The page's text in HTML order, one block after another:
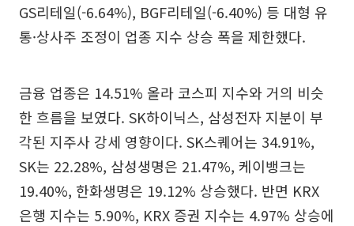
GS리테일(-6.64%), BGF리테일(-6.40%) 등 대형 유
통·상사주 조정이 업종 지수 상승 폭을 제한했다.
금융 업종은 14.51% 올라 코스피 지수와 거의 비슷
한 흐름을 보였다. SK하이닉스, 삼성전자 지분이 부
각된 지주사 강세 영향이다. SK스퀘어는 34.91%,
SK는 22.28%, 삼성생명은 21.47%, 케이뱅크는
19.40%, 한화생명은 19.12% 상승했다. 반면 KRX
은행 지수는 5.90%, KRX 증권 지수는 4.97% 상승에